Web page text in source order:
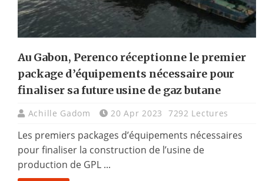
Au Gabon, Perenco réceptionne le premier
package d’équipements nécessaire pour
finaliser sa future usine de gaz butane
Achille Gadom 20 Apr 2023 7292 Lectures
Les premiers packages d’équipements nécessaires
pour finaliser la construction de l’usine de
production de GPL ...